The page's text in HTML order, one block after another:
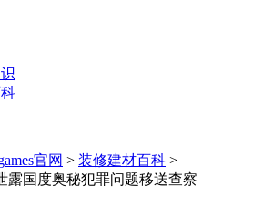
官网 > 装修建材百科 >
露国度奥秘犯罪问题移送查察